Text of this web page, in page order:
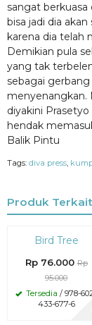
sangat
bisa jadi dia
karena dia telah
Demikian pula
yang tak
sebagai
menyenangkan.
diyakini
hendak
Balik Pintu
Tags: diva press,
Produk Terkait
DiskonBird Tree
Rp 76.000 Rp
95.000
Tersedia / 978-
433-677-6